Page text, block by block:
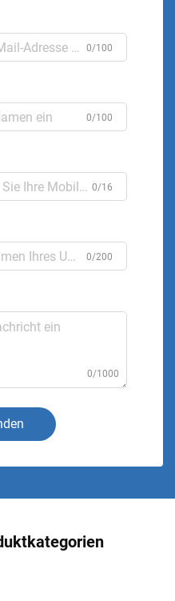
0/100
0/100
0/16
0/200
0/1000